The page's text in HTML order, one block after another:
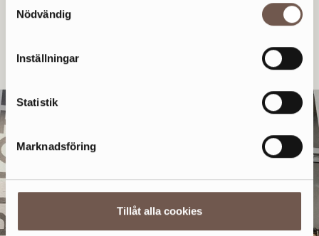
Nödvändig
Inställningar
Statistik
Marknadsföring
Tillåt alla cookies
När gick du på bio senast? Unna dig en filmupplevelse i
Läs mer